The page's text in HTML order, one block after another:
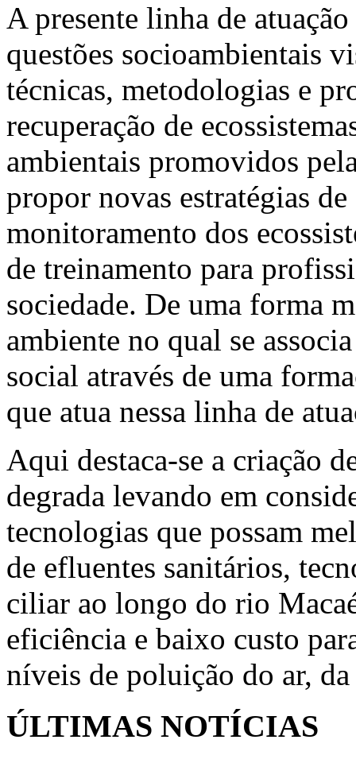
A presente linha de
questões socioambientais
técnicas, metodologias e
recuperação de
ambientais promovidos
propor novas estratégias
monitoramento dos
de treinamento para
sociedade. De uma forma
ambiente no qual se
social através de uma
que atua nessa linha de
Aqui destaca-se a criação
degrada levando em
tecnologias que possam
de efluentes sanitários,
ciliar ao longo do rio
eficiência e baixo custo
níveis de poluição do ar,
ÚLTIMAS NOTÍCIAS